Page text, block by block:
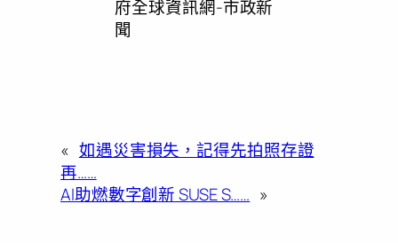
府全球資訊網-市政新
聞
« 如遇災害損失，記得先拍照存證
再……
AI助燃數字創新 SUSE S…… »